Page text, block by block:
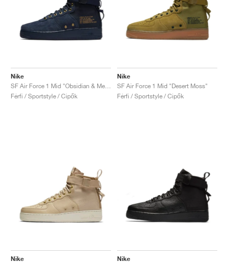
Nike
Férfi / Sportstyle / Cipők
Nike
SF Air Force 1 Mid "Desert Moss"
Férfi / Sportstyle / Cipők
Nike
Nike